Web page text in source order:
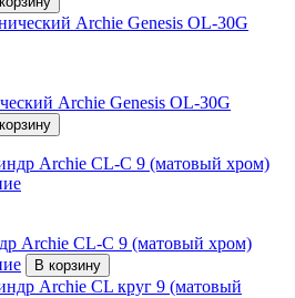
Archie Genesis ОL-30G
Archie CL-C 9 (матовый хром)
В корзину